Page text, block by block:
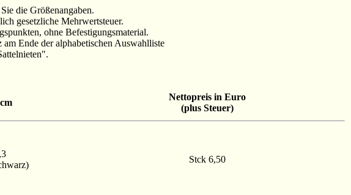
die Größenangaben.
gesetzliche Mehrwertsteuer.
ohne Befestigungsmaterial.
Ende der alphabetischen Auswahlliste
Nettopreis in Euro
(plus Steuer)
Stck 6,50